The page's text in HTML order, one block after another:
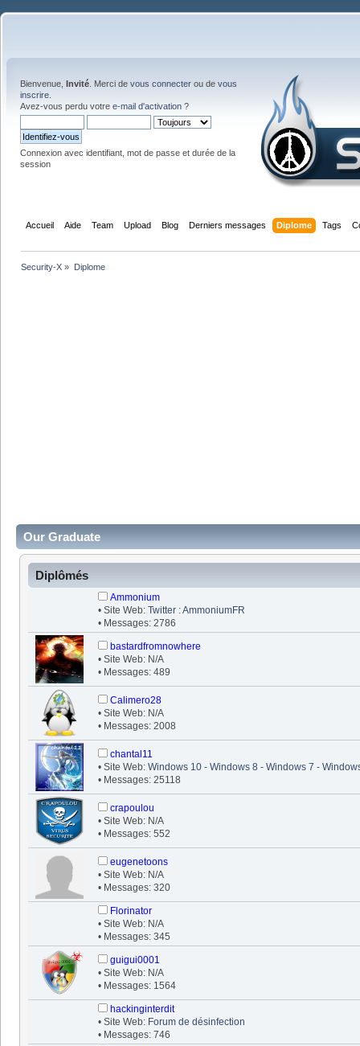
Bienvenue, Invité . Merci de vous connecter ou de vous
inscrire
Avez-vous perdu votre e-mail d'activation ?
Connexion avec identifiant, mot de passe et durée de la
session
Accueil Aide Team Upload Blog Derniers messages Diplome Tags
Security-X » Diplome
Our Graduate
Diplômés
Ammonium
• Site Web: Twitter : AmmoniumFR
• Messages: 2786
bastardfromnowhere
• Site Web: N/A
• Messages: 489
Calimero28
• Site Web: N/A
• Messages: 2008
chantal11
• Site Web: Windows 10 - Windows 8 - Windows 7 -
• Messages: 25118
crapoulou
• Site Web: N/A
• Messages: 552
eugenetoons
• Site Web: N/A
• Messages: 320
Florinator
• Site Web: N/A
• Messages: 345
guigui0001
• Site Web: N/A
• Messages: 1564
hackinginterdit
• Site Web: Forum de désinfection
• Messages: 746